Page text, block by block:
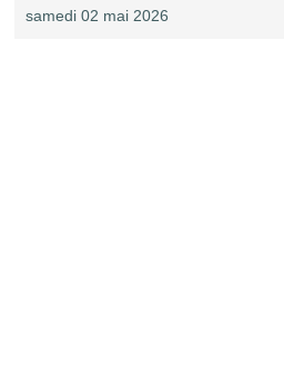
samedi 02 mai 2026